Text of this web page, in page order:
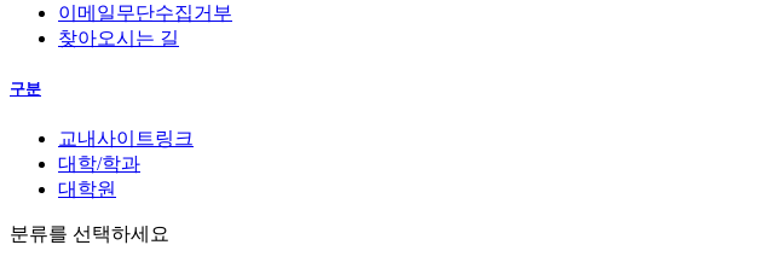
이메일무단수집거부
찾아오시는 길
구분
교내사이트링크
대학/학과
대학원
분류를 선택하세요